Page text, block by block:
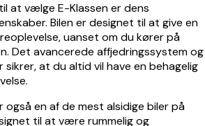
at vælge E-Klassen er dens
Bilen er designet til at give en
uanset om du kører på
Det avancerede affjedringssystem og
at du altid vil have en behagelig
også en af de mest alsidige biler på
til at være rummelig og